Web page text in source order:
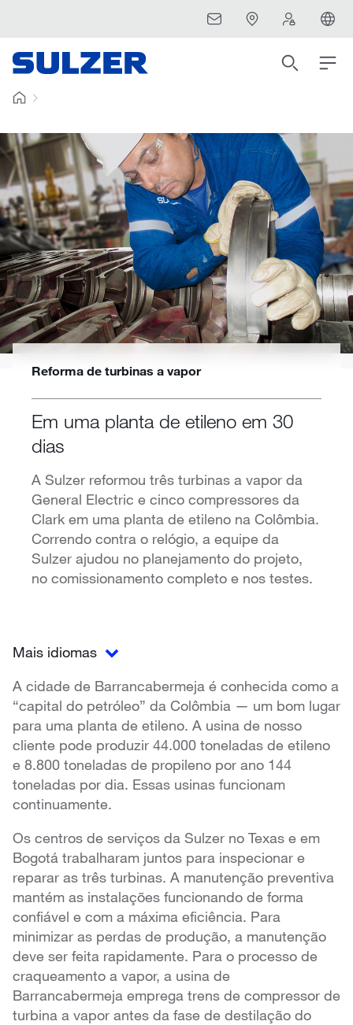
Reforma de turbinas a vapor
Em uma planta de etileno em 30
dias
A Sulzer reformou três turbinas a vapor da
General Electric e cinco compressores da
Clark em uma planta de etileno na Colômbia.
Correndo contra o relógio, a equipe da
Sulzer ajudou no planejamento do projeto,
no comissionamento completo e nos testes.
Mais idiomas
A cidade de Barrancabermeja é conhecida como a
“capital do petróleo” da Colômbia — um bom lugar
para uma planta de etileno. A usina de nosso
cliente pode produzir 44.000 toneladas de etileno
e 8.800 toneladas de propileno por ano 144
toneladas por dia. Essas usinas funcionam
continuamente.
Os centros de serviços da Sulzer no Texas e em
Bogotá trabalharam juntos para inspecionar e
reparar as três turbinas. A manutenção preventiva
mantém as instalações funcionando de forma
confiável e com a máxima eficiência. Para
minimizar as perdas de produção, a manutenção
deve ser feita rapidamente. Para o processo de
craqueamento a vapor, a usina de
Barrancabermeja emprega trens de compressor de
turbina a vapor antes da fase de destilação do